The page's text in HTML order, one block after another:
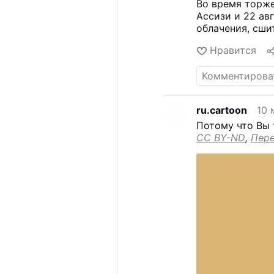
Во время
Ассизи и 22
облачения,
Corriere.it 2
XIV веков,
Римини,
специально
кардиналом, и
помогло
Нравится
ru.cartoon
10
Потому что Вы
CC BY-ND,